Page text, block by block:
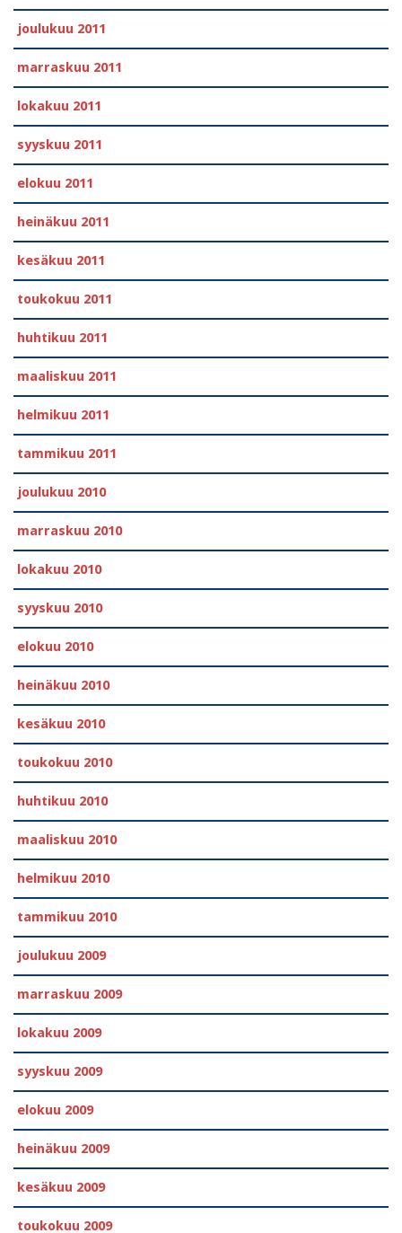
joulukuu 2011
marraskuu 2011
lokakuu 2011
syyskuu 2011
elokuu 2011
heinäkuu 2011
kesäkuu 2011
toukokuu 2011
huhtikuu 2011
maaliskuu 2011
helmikuu 2011
tammikuu 2011
joulukuu 2010
marraskuu 2010
lokakuu 2010
syyskuu 2010
elokuu 2010
heinäkuu 2010
kesäkuu 2010
toukokuu 2010
huhtikuu 2010
maaliskuu 2010
helmikuu 2010
tammikuu 2010
joulukuu 2009
marraskuu 2009
lokakuu 2009
syyskuu 2009
elokuu 2009
heinäkuu 2009
kesäkuu 2009
toukokuu 2009